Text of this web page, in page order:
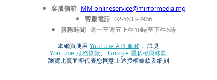
客服信箱 MM-onlineservice@mirrormedia.mg
客服電話 02-6633-3966
服務時間 週一至週五上午10時至下午6時
本網頁使用 YouTube API 服務 ， 詳見
YouTube 服務條款、
Google 隱私權與條款
瀏覽此頁面即代表您同意上述授權條款及細則